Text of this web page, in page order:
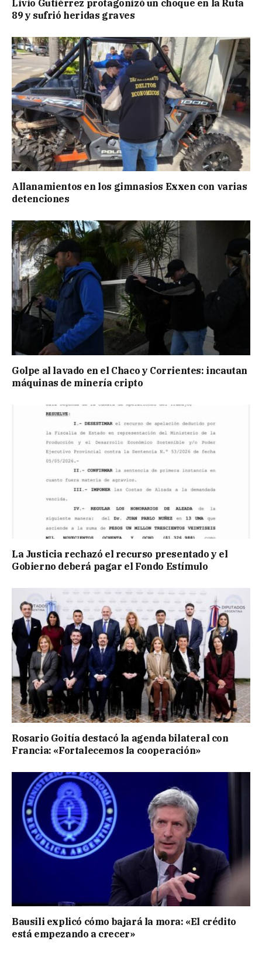
Livio Gutiérrez protagonizó un choque en la Ruta
89 y sufrió heridas graves
Allanamientos en los gimnasios Exxen con varias
detenciones
Golpe al lavado en el Chaco y Corrientes: incautan
máquinas de minería cripto
La Justicia rechazó el recurso presentado y el
Gobierno deberá pagar el Fondo Estímulo
Rosario Goitía destacó la agenda bilateral con
Francia: «Fortalecemos la cooperación»
Bausili explicó cómo bajará la mora: «El crédito
está empezando a crecer»